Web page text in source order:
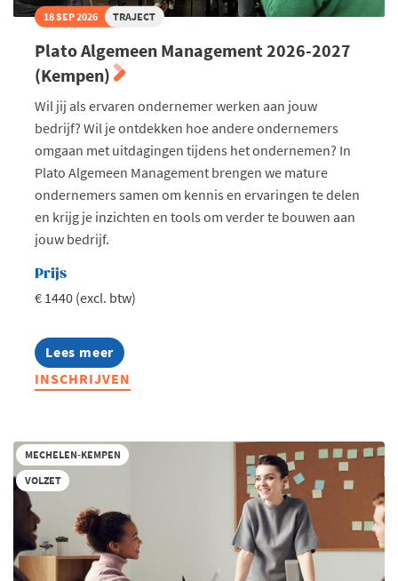
18 SEP 2026 TRAJECT
Plato Algemeen Management 2026-2027
(Kempen)
Wil jij als ervaren ondernemer werken aan jouw
bedrijf? Wil je ontdekken hoe andere ondernemers
omgaan met uitdagingen tijdens het ondernemen? In
Plato Algemeen Management brengen we mature
ondernemers samen om kennis en ervaringen te delen
en krijg je inzichten en tools om verder te bouwen aan
jouw bedrijf.
Prijs
€ 1440 (excl. btw)
Lees meer
about
Plato
Algemeen
(Kempen)
INSCHRIJVEN
MECHELEN-KEMPEN
VOLZET